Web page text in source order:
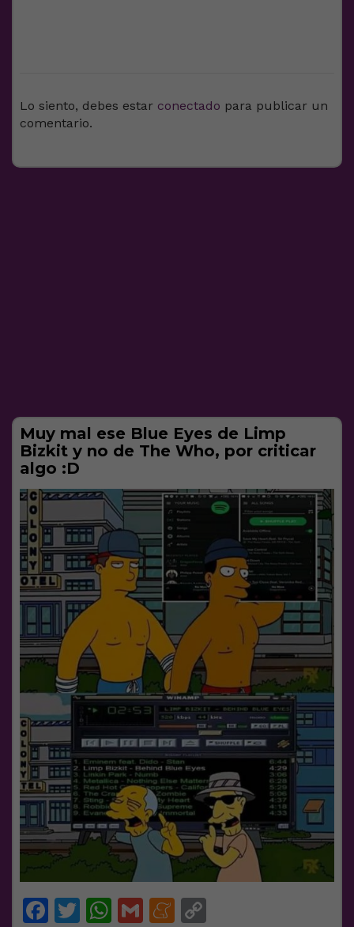
Lo siento, debes estar conectado para publicar un
comentario.
Muy mal ese Blue Eyes de Limp
Bizkit y no de The Who, por criticar
algo :D
Facebook
Twitter
WhatsApp
GmailMeneame